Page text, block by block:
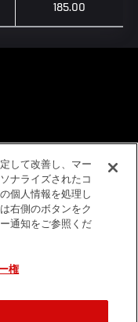
185.00
事項
規約
情報保
して改善し、マー
ナライズされたコ
個人情報を処理し
右側のボタンをク
通知をご参照くだ
権